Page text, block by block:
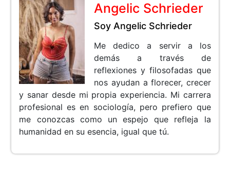
Angelic Schrieder
Soy Angelic Schrieder
Me dedico a servir a los
demás a través de
reflexiones y filosofadas que
nos ayudan a florecer, crecer
y sanar desde mi propia experiencia. Mi carrera
profesional es en sociología, pero prefiero que
me conozcas como un espejo que refleja la
humanidad en su esencia, igual que tú.